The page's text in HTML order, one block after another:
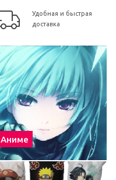
Удобная и быстрая
доставка
Аниме